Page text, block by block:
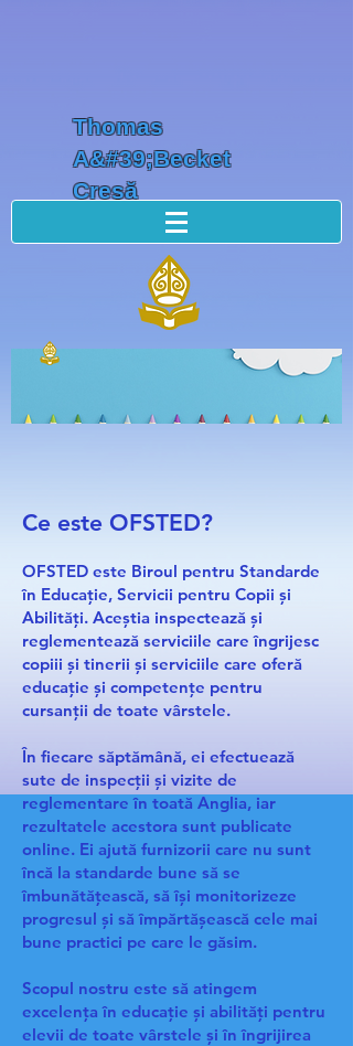
Thomas
A&#39;Becket
Creșă
Ce este OFSTED?
OFSTED este Biroul pentru Standarde
în Educație, Servicii pentru Copii și
Abilități. Aceștia inspectează și
reglementează serviciile care îngrijesc
copiii și tinerii și serviciile care oferă
educație și competențe pentru
cursanții de toate vârstele.
În fiecare săptămână, ei efectuează
sute de inspecții și vizite de
reglementare în toată Anglia, iar
rezultatele acestora sunt publicate
online. Ei ajută furnizorii care nu sunt
încă la standarde bune să se
îmbunătățească, să își monitorizeze
progresul și să împărtășească cele mai
bune practici pe care le găsim.
Scopul nostru este să atingem
excelența în educație și abilități pentru
elevii de toate vârstele și în îngrijirea